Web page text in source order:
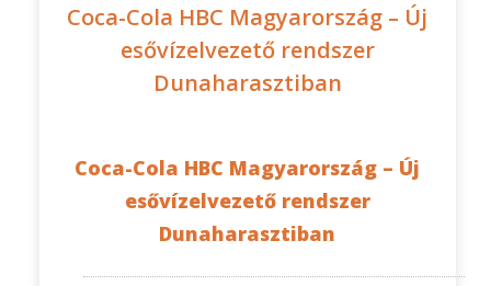
Coca-Cola HBC Magyarország – Új
esővízelvezető rendszer
Dunaharasztiban
Coca-Cola HBC Magyarország – Új
esővízelvezető rendszer
Dunaharasztiban